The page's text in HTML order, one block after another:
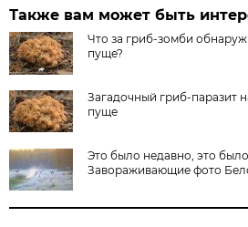
Также вам может быть
Что за гриб-зомби
пуще?
Загадочный гриб-паразит
пуще
Это было недавно, это
Завораживающие фото